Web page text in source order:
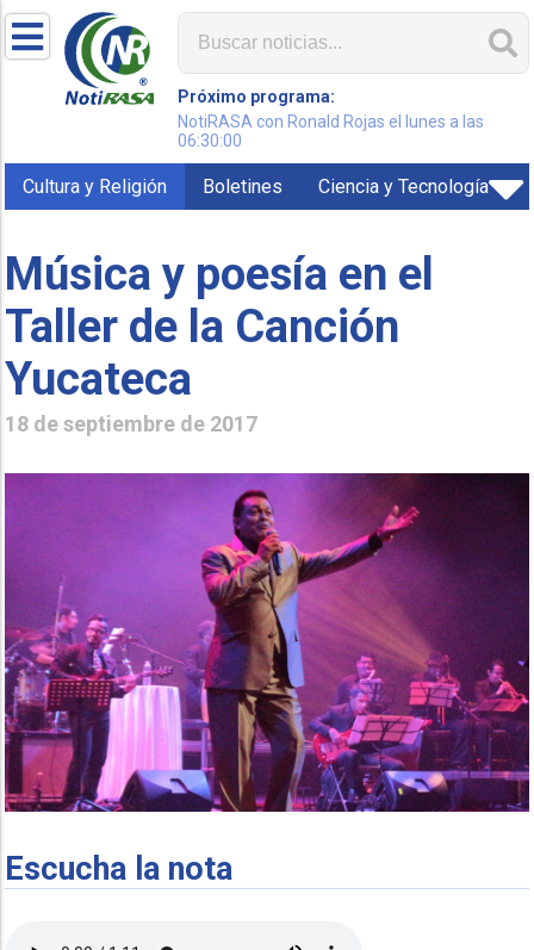
Próximo programa:
NotiRASA con Ronald Rojas el lunes a las
06:30:00
Cultura y Religión Boletines Ciencia y Tecnología
Música y poesía en el
Taller de la Canción
Yucateca
18 de septiembre de 2017
Escucha la nota